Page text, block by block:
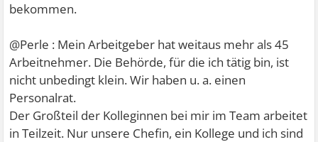
bekommen.
@Perle : Mein Arbeitgeber hat weitaus mehr als 45
Arbeitnehmer. Die Behörde, für die ich tätig bin, ist
nicht unbedingt klein. Wir haben u. a. einen
Personalrat.
Der Großteil der Kolleginnen bei mir im Team arbeitet
in Teilzeit. Nur unsere Chefin, ein Kollege und ich sind